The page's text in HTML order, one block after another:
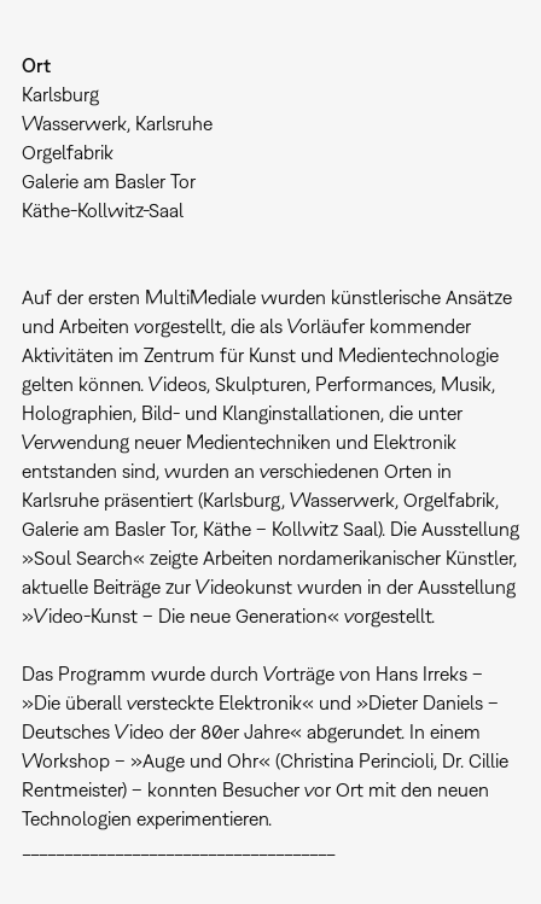
Ort
Karlsburg
Wasserwerk, Karlsruhe
Orgelfabrik
Galerie am Basler Tor
Käthe-Kollwitz-Saal
Auf der ersten MultiMediale wurden künstlerische Ansätze
und Arbeiten vorgestellt, die als Vorläufer kommender
Aktivitäten im Zentrum für Kunst und Medientechnologie
gelten können. Videos, Skulpturen, Performances, Musik,
Holographien, Bild- und Klanginstallationen, die unter
Verwendung neuer Medientechniken und Elektronik
entstanden sind, wurden an verschiedenen Orten in
Karlsruhe präsentiert (Karlsburg, Wasserwerk, Orgelfabrik,
Galerie am Basler Tor, Käthe – Kollwitz Saal). Die Ausstellung
»Soul Search« zeigte Arbeiten nordamerikanischer Künstler,
aktuelle Beiträge zur Videokunst wurden in der Ausstellung
»Video-Kunst – Die neue Generation« vorgestellt.
Das Programm wurde durch Vorträge von Hans Irreks –
»Die überall versteckte Elektronik« und »Dieter Daniels –
Deutsches Video der 80er Jahre« abgerundet. In einem
Workshop – »Auge und Ohr« (Christina Perincioli, Dr. Cillie
Rentmeister) – konnten Besucher vor Ort mit den neuen
Technologien experimentieren.